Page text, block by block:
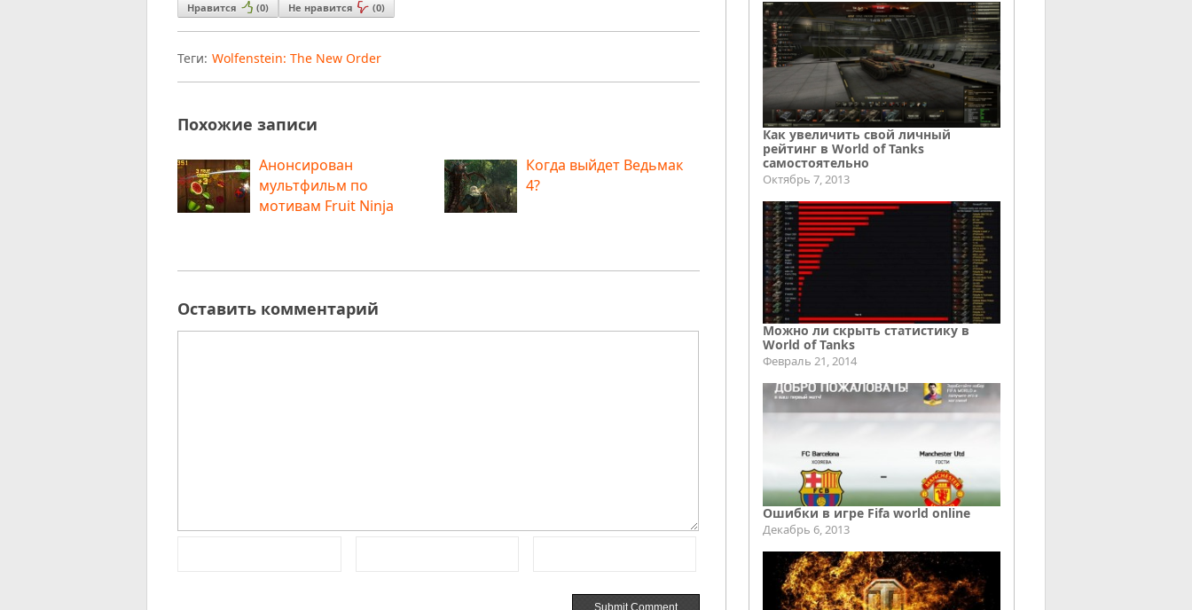
Нравится (0) Не нравится (0)
Теги: Wolfenstein: The New Order
Похожие записи
Анонсирован
мультфильм по
мотивам Fruit Ninja
Когда выйдет Ведьмак
4?
Оставить комментарий
Как увеличить свой личный
рейтинг в World of Tanks
самостоятельно
Октябрь 7, 2013
Можно ли скрыть статистику в
World of Tanks
Февраль 21, 2014
Ошибки в игре Fifa world online
Декабрь 6, 2013